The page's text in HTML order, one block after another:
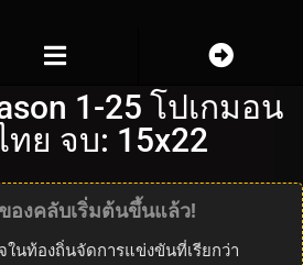
1-25 โปเกมอน
ย จบ: 15x22
องคลับเริ่มต้นขึ้นแล้ว!
ในท้องถิ่นจัดการแข่งขันที่เรียกว่า